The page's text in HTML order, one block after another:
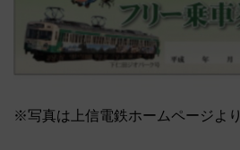
※写真は上信電鉄ホームページより